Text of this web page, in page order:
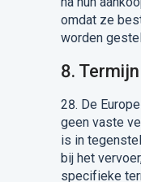
omdat ze
worden
8.
28. De
geen vaste
is in
bij het
specifieke